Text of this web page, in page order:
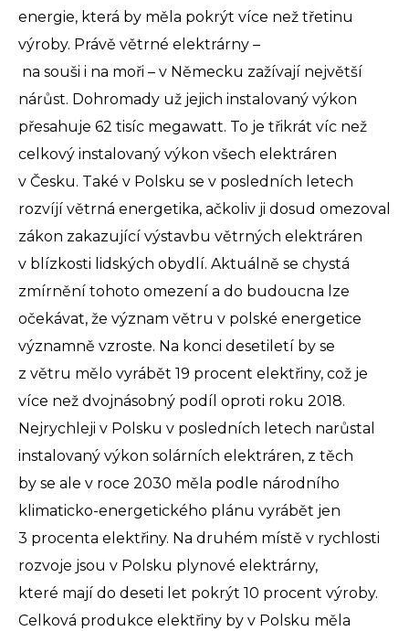
energie, která by měla pokrýt více než třetinu
výroby. Právě větrné elektrárny –
na souši i na moři – v Německu zažívají největší
nárůst. Dohromady už jejich instalovaný výkon
přesahuje 62 tisíc megawatt. To je třikrát víc než
celkový instalovaný výkon všech elektráren
v Česku. Také v Polsku se v posledních letech
rozvíjí větrná energetika, ačkoliv ji dosud omezoval
zákon zakazující výstavbu větrných elektráren
v blízkosti lidských obydlí. Aktuálně se chystá
zmírnění tohoto omezení a do budoucna lze
očekávat, že význam větru v polské energetice
významně vzroste. Na konci desetiletí by se
z větru mělo vyrábět 19 procent elektřiny, což je
více než dvojnásobný podíl oproti roku 2018.
Nejrychleji v Polsku v posledních letech narůstal
instalovaný výkon solárních elektráren, z těch
by se ale v roce 2030 měla podle národního
klimaticko-energetického plánu vyrábět jen
3 procenta elektřiny. Na druhém místě v rychlosti
rozvoje jsou v Polsku plynové elektrárny,
které mají do deseti let pokrýt 10 procent výroby.
Celková produkce elektřiny by v Polsku měla